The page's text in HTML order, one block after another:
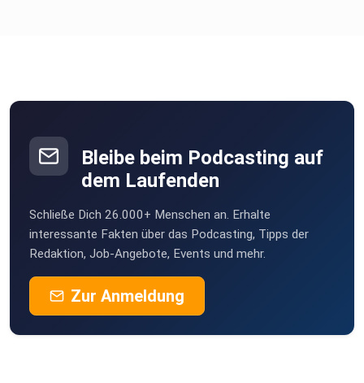
Bleibe beim Podcasting auf
dem Laufenden
Schließe Dich 26.000+ Menschen an. Erhalte
interessante Fakten über das Podcasting, Tipps der
Redaktion, Job-Angebote, Events und mehr.
Zur Anmeldung